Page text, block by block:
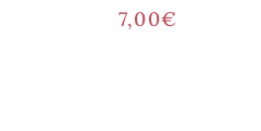
7,00€